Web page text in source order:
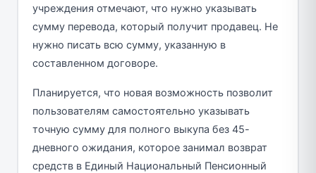
учреждения отмечают, что нужно указывать
сумму перевода, который получит продавец. Не
нужно писать всю сумму, указанную в
составленном договоре.
Планируется, что новая возможность позволит
пользователям самостоятельно указывать
точную сумму для полного выкупа без 45-
дневного ожидания, которое занимал возврат
средств в Единый Национальный Пенсионный